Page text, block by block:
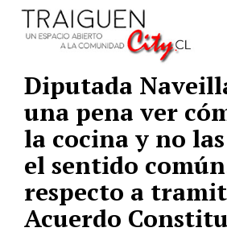
Diputada
una pena ver
la cocina y no
el sentido
respecto a
Acuerdo